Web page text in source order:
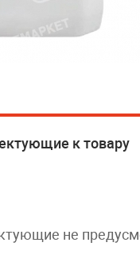
к товару
не